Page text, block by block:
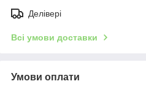
Делівері
Всі умови доставки
Умови оплати